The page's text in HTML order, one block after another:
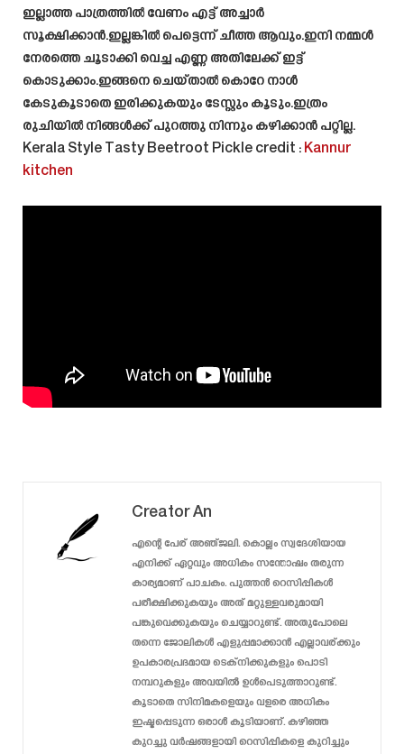
ഇല്ലാത്ത പാത്രത്തിൽ വേണം എട്ട് അച്ചാർ
സൂക്ഷിക്കാൻ.ഇല്ലങ്കിൽ പെട്ടെന്ന് ചീത്ത ആവും.ഇനി നമ്മൾ
നേരത്തെ ചൂടാക്കി വെച്ച എണ്ണ അതിലേക്ക് ഇട്ട്
കൊടുക്കാം.ഇങ്ങനെ ചെയ്താൽ കൊറേ നാൾ
കേടുകൂടാതെ ഇരിക്കുകയും ടേസ്റ്റും കൂടും.ഇത്രം
രുചിയിൽ നിങ്ങൾക്ക് പുറത്തു നിന്നും കഴിക്കാൻ പറ്റില്ല.
Kerala Style Tasty Beetroot Pickle credit : Kannur
kitchen
Creator An
എന്റെ പേര് അഞ്ജലി. കൊല്ലം സ്വദേശിയായ
എനിക്ക് ഏറ്റവും അധികം സന്തോഷം തരുന്ന
കാര്യമാണ് പാചകം. പുത്തൻ റെസിപ്പികൾ
പരീക്ഷിക്കുകയും അത് മറ്റുള്ളവരുമായി
പങ്കുവെക്കുകയും ചെയ്യാറുണ്ട്. അതുപോലെ
തന്നെ ജോലികൾ എളുപ്പമാക്കാൻ എല്ലാവര്ക്കും
ഉപകാരപ്രദമായ ടെക്‌നിക്കുകളും പൊടി
നമ്പറുകളും അവയിൽ ഉൾപെടുത്താറുണ്ട്.
കൂടാതെ സിനിമകളെയും വളരെ അധികം
ഇഷ്ടപ്പെടുന്ന ഒരാൾ കൂടിയാണ്. കഴിഞ്ഞ
കുറച്ചു വർഷങ്ങളായി റെസിപ്പികളെ കുറിച്ചും